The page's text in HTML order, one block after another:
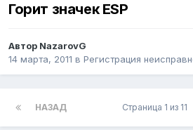
Горит значек ESP
Автор NazarovG
14 марта, 2011 в Регистрация
НАЗАД Страница 1 из 11